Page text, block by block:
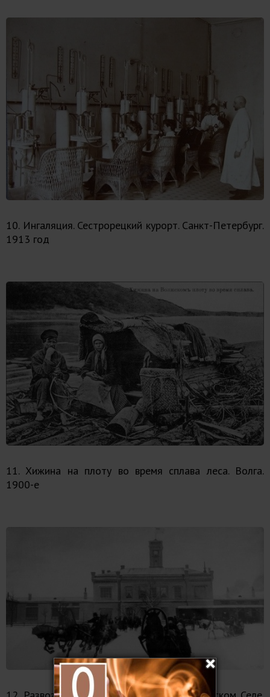
10. Ингаляция. Сестрорецкий курорт. Санкт-Петербург.
1913 год
11. Хижина на плоту во время сплава леса. Волга.
1900-е